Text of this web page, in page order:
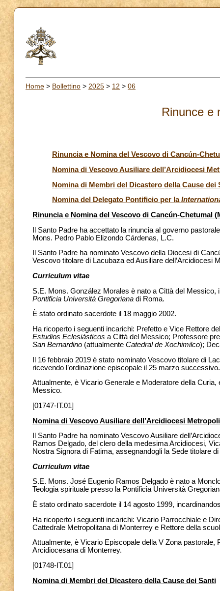
Home > Bollettino > 2025 > 12 > 06
Rinunce e
Rinuncia e Nomina del Vescovo di Cancún-
Nomina di Vescovo Ausiliare dell’Arcidiocesi
Nomina di Membri del Dicastero della Cause dei
Nomina del Delegato Pontificio per la
Rinuncia e Nomina del Vescovo di Cancún-Chetumal
Il Santo Padre ha accettato la rinuncia al governo
Mons. Pedro Pablo Elizondo Cárdenas, L.C.
Il Santo Padre ha nominato Vescovo della Diocesi di
Vescovo titolare di Lacubaza ed Ausiliare dell’Arcidiocesi
Curriculum vitae
S.E. Mons. González Morales è nato a Città del
Pontificia Università Gregoriana di Roma.
È stato ordinato sacerdote il 18 maggio 2002.
Ha ricoperto i seguenti incarichi: Prefetto e Vice Rettore
Estudios Eclesiásticos a Città del Messico; Professore
San Bernardino (attualmente Catedral de Xochimilco);
Il 16 febbraio 2019 è stato nominato Vescovo titolare di
ricevendo l’ordinazione episcopale il 25 marzo successivo.
Attualmente, è Vicario Generale e Moderatore della
Messico.
[01747-IT.01]
Nomina di Vescovo Ausiliare dell’Arcidiocesi
Il Santo Padre ha nominato Vescovo Ausiliare
Ramos Delgado, del clero della medesima Arcidiocesi,
Nostra Signora di Fatima, assegnandogli la Sede titolare
Curriculum vitae
S.E. Mons. José Eugenio Ramos Delgado è nato a
Teologia spirituale presso la Pontificia Università
È stato ordinato sacerdote il 14 agosto 1999,
Ha ricoperto i seguenti incarichi: Vicario Parrocchiale e
Cattedrale Metropolitana di Monterrey e Rettore della
Attualmente, è Vicario Episcopale della V Zona
Arcidiocesana di Monterrey.
[01748-IT.01]
Nomina di Membri del Dicastero della Cause dei Santi